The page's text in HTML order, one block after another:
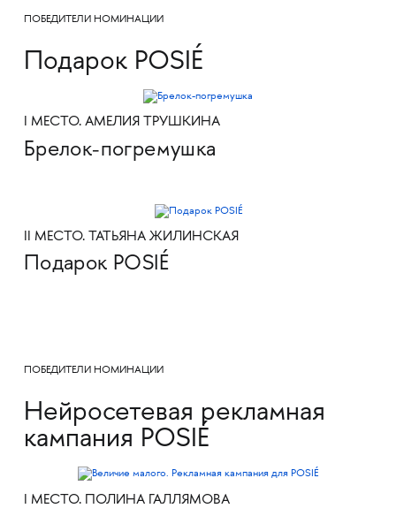
ПОБЕДИТЕЛИ НОМИНАЦИИ
Подарок POSIÉ
I МЕСТО. АМЕЛИЯ ТРУШКИНА
Брелок-погремушка
II МЕСТО. ТАТЬЯНА ЖИЛИНСКАЯ
Подарок POSIÉ
ПОБЕДИТЕЛИ НОМИНАЦИИ
Нейросетевая рекламная
кампания POSIÉ
I МЕСТО. ПОЛИНА ГАЛЛЯМОВА